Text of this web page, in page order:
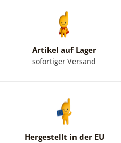
Artikel auf Lager
sofortiger Versand
Hergestellt in der EU